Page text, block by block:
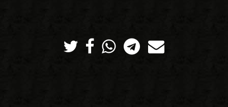
TwitterFacebookWhatsappTelegramCorreo